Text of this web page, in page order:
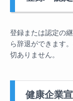
登録または認定の
ら辞退ができます
切ありません。
健康企業